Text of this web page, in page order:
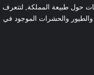
حول طبيعة المملكة, لتتعرف
والطيور والحشرات الموجود في